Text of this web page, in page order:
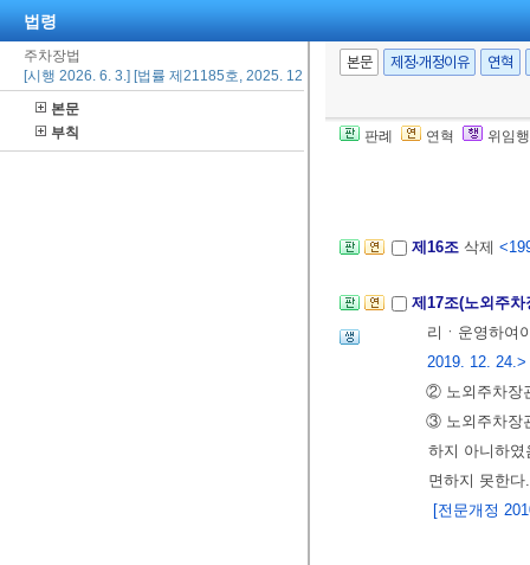
법령
주차장법
[시행 2026. 6. 3.] [법률 제21185호, 2025. 12. 2., 일부개정]
본문
부칙
본문 제정·개정이유 연혁
판례 연혁 위임
2. 노외주차장
4. 주차요금이
여 고정적
제16조 삭제
제17조(노외주
리ㆍ운영하여
2019. 12. 24.>
② 노외주차장
③ 노외주차장
하지 아니하
면하지 못한다.
[전문개정